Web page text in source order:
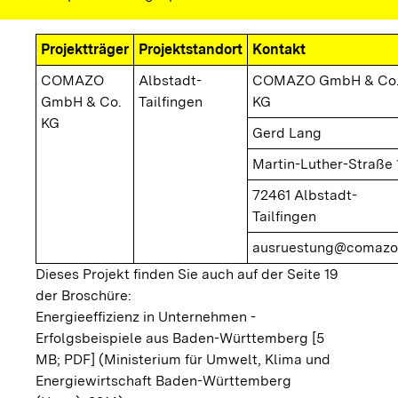
Projektträger Projektstandort
Kontakt
COMAZO
GmbH & Co.
KG
Albstadt-
Tailfingen
COMAZO GmbH &
KG
Gerd Lang
Martin-Luther-Straße
72461 Albstadt-
Tailfingen
Dieses Projekt finden Sie auch auf der Seite 19
der Broschüre:
Energieeffizienz in Unternehmen -
Erfolgsbeispiele aus Baden-Württemberg [5
MB; PDF] (Ministerium für Umwelt, Klima und
Energiewirtschaft Baden-Württemberg